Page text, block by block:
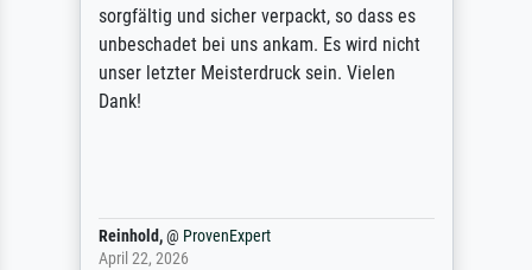
sorgfältig und sicher verpackt, so dass es
unbeschadet bei uns ankam. Es wird nicht
unser letzter Meisterdruck sein. Vielen
Dank!
Reinhold,@ ProvenExpert
April 22, 2026